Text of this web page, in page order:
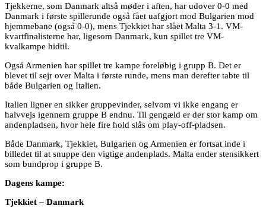
Tjekkerne, som Danmark altså møder i aften, har udover 0-0 med
Danmark i første spillerunde også fået uafgjort mod Bulgarien mod
hjemmebane (også 0-0), mens Tjekkiet har slået Malta 3-1. VM-
kvartfinalisterne har, ligesom Danmark, kun spillet tre VM-
kvalkampe hidtil.
Også Armenien har spillet tre kampe foreløbig i grupp B. Det er
blevet til sejr over Malta i første runde, mens man derefter tabte til
både Bulgarien og Italien.
Italien ligner en sikker gruppevinder, selvom vi ikke engang er
halvvejs igennem gruppe B endnu. Til gengæld er der stor kamp om
andenpladsen, hvor hele fire hold slås om play-off-pladsen.
Både Danmark, Tjekkiet, Bulgarien og Armenien er fortsat inde i
billedet til at snuppe den vigtige andenplads. Malta ender stensikkert
som bundprop i gruppe B.
Dagens kampe:
Tjekkiet – Danmark